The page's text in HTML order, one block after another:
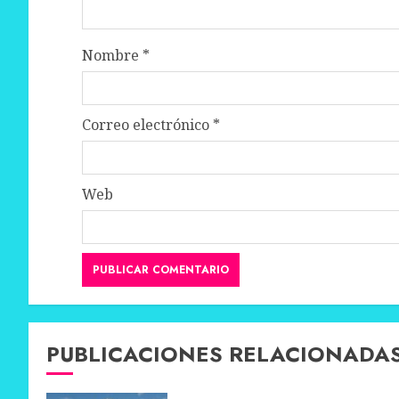
Nombre *
Correo electrónico *
Web
PUBLICACIONES